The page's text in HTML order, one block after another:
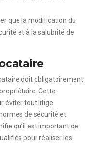
que la modification du
et à la salubrité de
doit obligatoirement
Cette
éviter tout litige.
de sécurité et
qu’il est important de
pour réaliser les